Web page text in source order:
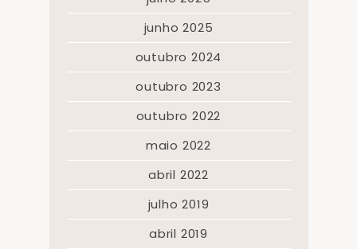
junho 2025
outubro 2024
outubro 2023
outubro 2022
maio 2022
abril 2022
julho 2019
abril 2019